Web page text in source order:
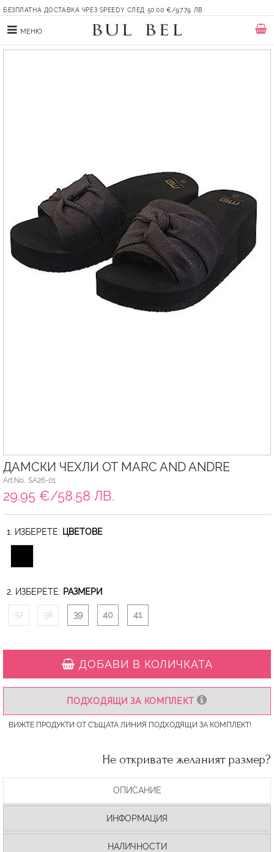
БЕЗПЛАТНА ДОСТАВКА ЧРЕЗ SPEEDY СЛЕД 50.00 €/97.79 ЛВ.
МЕНЮ
ДАМСКИ ЧЕХЛИ ОТ MARC AND ANDRE
Art.No.: SA26-01
29.95 €/58.58 ЛВ.
1. ИЗБЕРЕТЕ: ЦВЕТОВЕ
2. ИЗБЕРЕТЕ: РАЗМЕРИ
37 38 39 40 41
ДОБАВИ В КОЛИЧКАТА
ПОДХОДЯЩИ ЗА КОМПЛЕКТ
ВИЖТЕ ПРОДУКТИ ОТ СЪЩАТА ЛИНИЯ ПОДХОДЯЩИ ЗА КОМПЛЕКТ!
Не откривате желаният размер?
ОПИСАНИЕ
ИНФОРМАЦИЯ
НАЛИЧНОСТИ